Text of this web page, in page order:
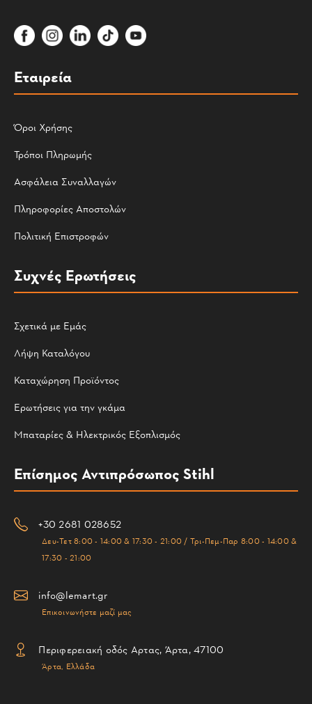
Εταιρεία
Όροι Χρήσης
Τρόποι Πληρωμής
Ασφάλεια Συναλλαγών
Πληροφορίες Αποστολών
Πολιτική Επιστροφών
Συχνές Ερωτήσεις
Σχετικά με Εμάς
Λήψη Καταλόγου
Καταχώρηση Προϊόντος
Ερωτήσεις για την γκάμα
Μπαταρίες & Ηλεκτρικός Εξοπλισμός
Επίσημος Αντιπρόσωπος Stihl
+30 2681 028652
Δευ-Τετ 8:00 - 14:00 & 17:30 - 21:00 / Τρι-Πεμ-Παρ 8:00 - 14:00 &
17:30 - 21:00
info@lemart.gr
Επικοινωνήστε μαζί μας
Περιφερειακή οδός Αρτας, Άρτα, 47100
Άρτα, Ελλάδα